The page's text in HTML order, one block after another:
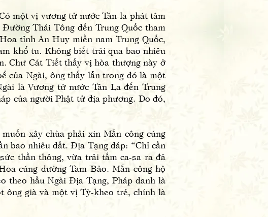
một vị vương tử nước Tân-la phát tâm
Thái Tông đến Trung Quốc tham
tỉnh An Huy miền nam Trung Quốc,
khổ tu. Không biết trải qua bao nhiêu
Chư Cát Tiết thấy vị hòa thượng này ở
của Ngài, ông thấy lẫn trong đó là một
là Vương tử nước Tân La đến Trung
của người Phật tử địa phương. Do đó,
xây chùa phải xin Mẫn công cúng
bao nhiêu đất. Địa Tạng đáp: “Chỉ cần
thần thông, vừa trải tấm ca-sa ra đã
cúng dường Tam Bảo. Mẫn công hộ
theo hầu Ngài Địa Tạng, Pháp danh là
ông già và một vị Tỳ-kheo trẻ, chính là